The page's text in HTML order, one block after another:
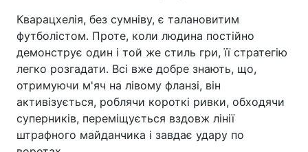
Кварацхелія, без сумніву, є талановитим
футболістом. Проте, коли людина постійно
демонструє один і той же стиль гри, її стратегію
легко розгадати. Всі вже добре знають, що,
отримуючи м'яч на лівому фланзі, він
активізується, роблячи короткі ривки, обходячи
суперників, переміщується вздовж лінії
штрафного майданчика і завдає удару по